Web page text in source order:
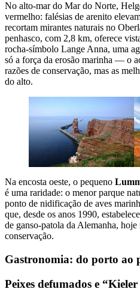
No alto-mar do Mar do Norte,
vermelho: falésias de arenito
recortam mirantes naturais no
penhasco, com 2,8 km, oferece
rocha-símbolo Lange Anna, uma
só a força da erosão marinha — o
razões de conservação, mas as
do alto.
Na encosta oeste, o pequeno
é uma raridade: o menor parque
ponto de nidificação de aves
que, desde os anos 1990,
de ganso-patola da Alemanha,
conservação.
Gastronomia: do porto ao
Peixes defumados e